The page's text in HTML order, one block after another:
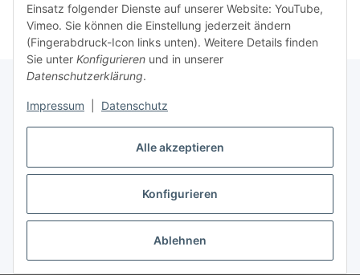
Alle akzeptieren
Konfigurieren
Ablehnen
Einsatz folgender Dienste auf unserer Website: YouTube,
Vimeo. Sie können die Einstellung jederzeit ändern
(Fingerabdruck-Icon links unten). Weitere Details finden
Sie unter Konfigurieren und in unserer
Datenschutzerklärung.
Impressum Datenschutz